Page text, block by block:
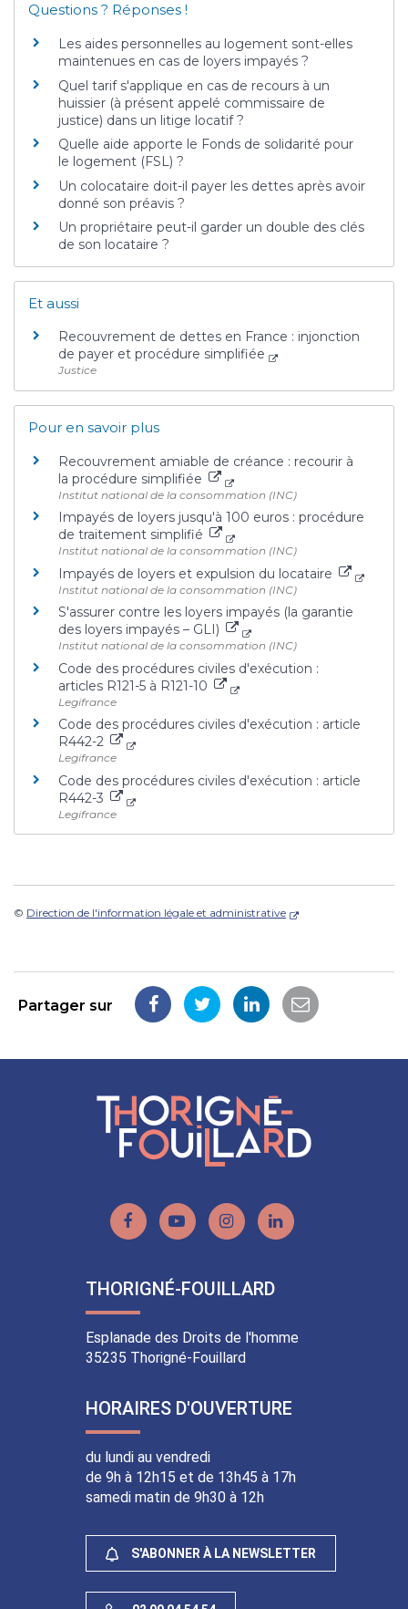
Questions ? Réponses !
Les aides personnelles au logement sont-elles
maintenues en cas de loyers impayés ?
Quel tarif s'applique en cas de recours à un
huissier (à présent appelé commissaire de
justice) dans un litige locatif ?
Quelle aide apporte le Fonds de solidarité pour
le logement (FSL) ?
Un colocataire doit-il payer les dettes après avoir
donné son préavis ?
Un propriétaire peut-il garder un double des clés
de son locataire ?
Et aussi
Recouvrement de dettes en France : injonction
de payer et procédure simplifiée
Justice
Pour en savoir plus
Recouvrement amiable de créance : recourir à
la procédure simplifiée
Institut national de la consommation (INC)
Impayés de loyers jusqu'à 100 euros : procédure
de traitement simplifié
Institut national de la consommation (INC)
Impayés de loyers et expulsion du locataire
Institut national de la consommation (INC)
S'assurer contre les loyers impayés (la garantie
des loyers impayés – GLI)
Institut national de la consommation (INC)
Code des procédures civiles d'exécution :
articles R121-5 à R121-10
Legifrance
Code des procédures civiles d'exécution : article
R442-2
Legifrance
Code des procédures civiles d'exécution : article
R442-3
Legifrance
© Direction de l'information légale et administrative
Partager sur
Partager
Facebook
Partager
Twitter
Partager
LinkedIn
Partager
email
Lien
le
compte
Lien
la
chaîne
Lien
le
compte
Lien
THORIGNÉ-FOUILLARD
Esplanade des Droits de l'homme
35235 Thorigné-Fouillard
HORAIRES D'OUVERTURE
du lundi au vendredi
de 9h à 12h15 et de 13h45 à 17h
samedi matin de 9h30 à 12h
S'ABONNER À LA NEWSLETTER